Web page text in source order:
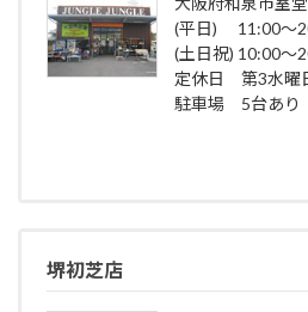
(平日) 11:00～
(土日祝) 10:00～
定休日 第3水曜
駐車場 5台あり
堺初芝店